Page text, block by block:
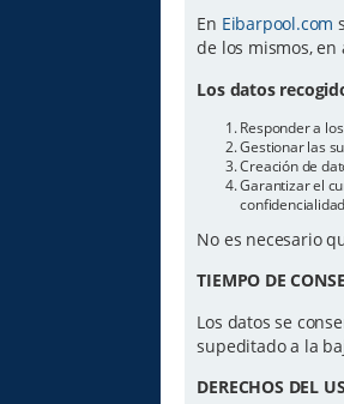
En Eibarpool.com
de los mismos,
Los datos
Responder a
Gestionar las
Creación de
Garantizar el
No es necesario
TIEMPO DE
Los datos se
supeditado a la
DERECHOS DEL